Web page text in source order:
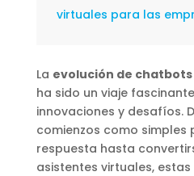
virtuales para las
La evolución de
ha sido un viaje
innovaciones y desafíos.
comienzos como simples
respuesta hasta
asistentes virtuales,